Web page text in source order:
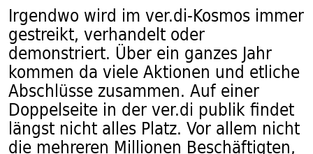
Irgendwo wird im ver.di-Kosmos immer
gestreikt, verhandelt oder
demonstriert. Über ein ganzes Jahr
kommen da viele Aktionen und etliche
Abschlüsse zusammen. Auf einer
Doppelseite in der ver.di publik findet
längst nicht alles Platz. Vor allem nicht
die mehreren Millionen Beschäftigten,